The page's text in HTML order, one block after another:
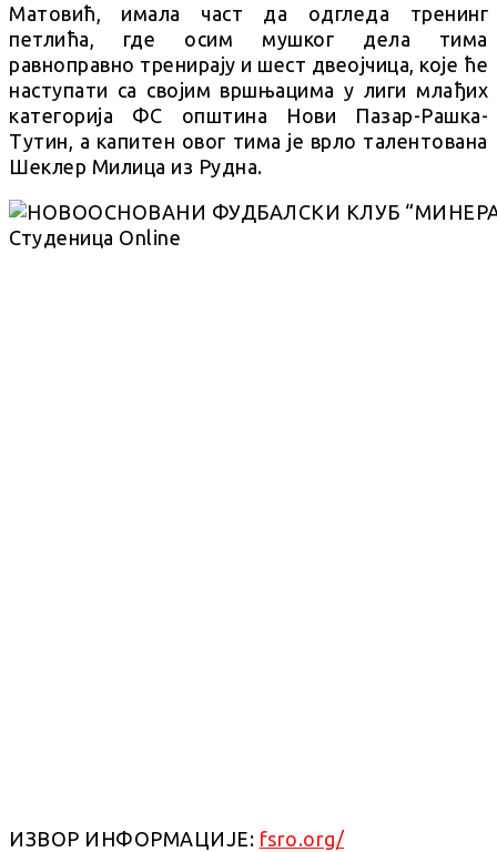
Матовић, имала част да одгледа тренинг
петлића, где осим мушког дела тима
равноправно тренирају и шест двеојчица, које ће
наступати са својим вршњацима у лиги млађих
категорија ФС општина Нови Пазар-Рашка-
Тутин, а капитен овог тима је врло талентована
Шеклер Милица из Рудна.
ИЗВОР ИНФОРМАЦИЈЕ: fsro.org/